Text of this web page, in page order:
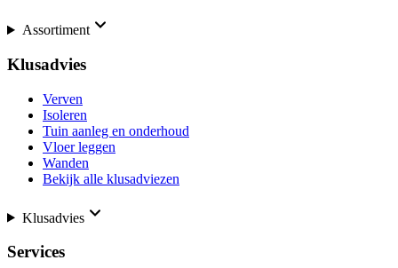
Assortiment
Klusadvies
Verven
Isoleren
Tuin aanleg en onderhoud
Vloer leggen
Wanden
Bekijk alle klusadviezen
Klusadvies
Services